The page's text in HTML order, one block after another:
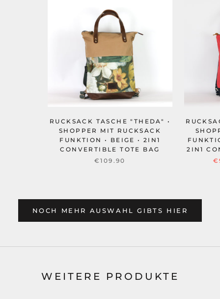
RUCKSACK TASCHE "THEDA" •
SHOPPER MIT RUCKSACK
FUNKTION • BEIGE • 2IN1
CONVERTIBLE TOTE BAG
€109.90
2IN1
NOCH MEHR AUSWAHL GIBTS HIER
WEITERE PRODUKTE